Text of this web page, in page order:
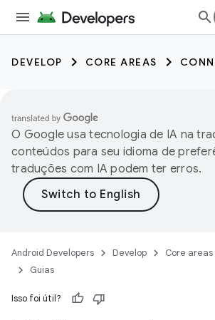
DEVELOP CORE AREAS
O Google usa tecnologia de IA na
conteúdos para seu idioma de
traduções com IA podem ter erros.
Android Developers Develop Core areas
Guias
Isso foi útil?